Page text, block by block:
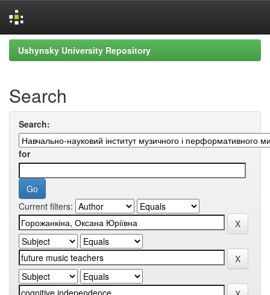
Skip
navigation
Ushynsky University Repository
Search
Search:
for
Current filters: